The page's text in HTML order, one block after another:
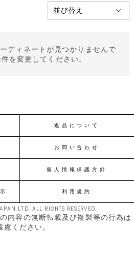
ディネートが見つかりませんで
を変更してください。
返品について
お問い合わせ
個人情報保護方針
利用規約
LTD. ALL RIGHTS RESERVED.
内容の無断転載及び複製等の行為は
慮ください。